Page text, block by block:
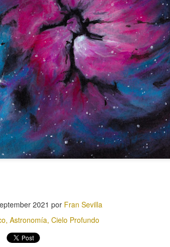
2021 por Fran Sevilla
Astronomía Cielo Profundo
Cubo